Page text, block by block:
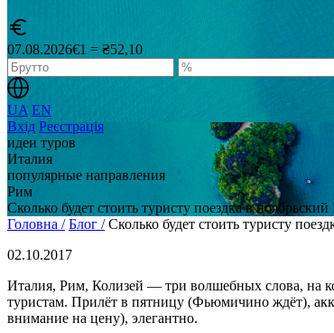
07.08.2026€1 = ₴52,10
UA EN
Вхід Реєстрація
идеи туров
Италия
популярные направления
Рим
Сколько будет стоить туристу поездка в
Головна / Блог / Сколько будет стоить туристу
02.10.2017
Италия, Рим, Колизей — три волшебных слова, на
туристам. Прилёт в пятницу (Фьюмичино ждёт),
внимание на цену), элегантно.